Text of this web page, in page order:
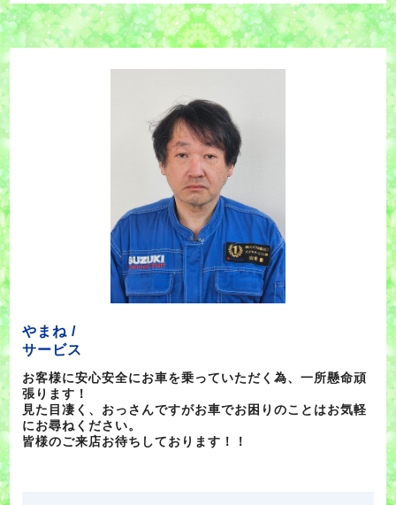
やまね /
サービス
お客様に安心安全にお車を乗っていただく為、一所懸命頑
張ります！
見た目凄く、おっさんですがお車でお困りのことはお気軽
にお尋ねください。
皆様のご来店お待ちしております！！